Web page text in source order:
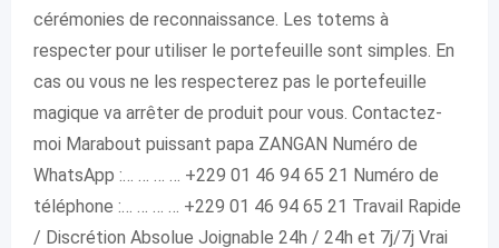
cérémonies de reconnaissance. Les totems à
respecter pour utiliser le portefeuille sont simples. En
cas ou vous ne les respecterez pas le portefeuille
magique va arrêter de produit pour vous. Contactez-
moi Marabout puissant papa ZANGAN Numéro de
WhatsApp :… … … … +229 01 46 94 65 21 Numéro de
téléphone :… … … … +229 01 46 94 65 21 Travail Rapide
/ Discrétion Absolue Joignable 24h / 24h et 7j/7j Vrai